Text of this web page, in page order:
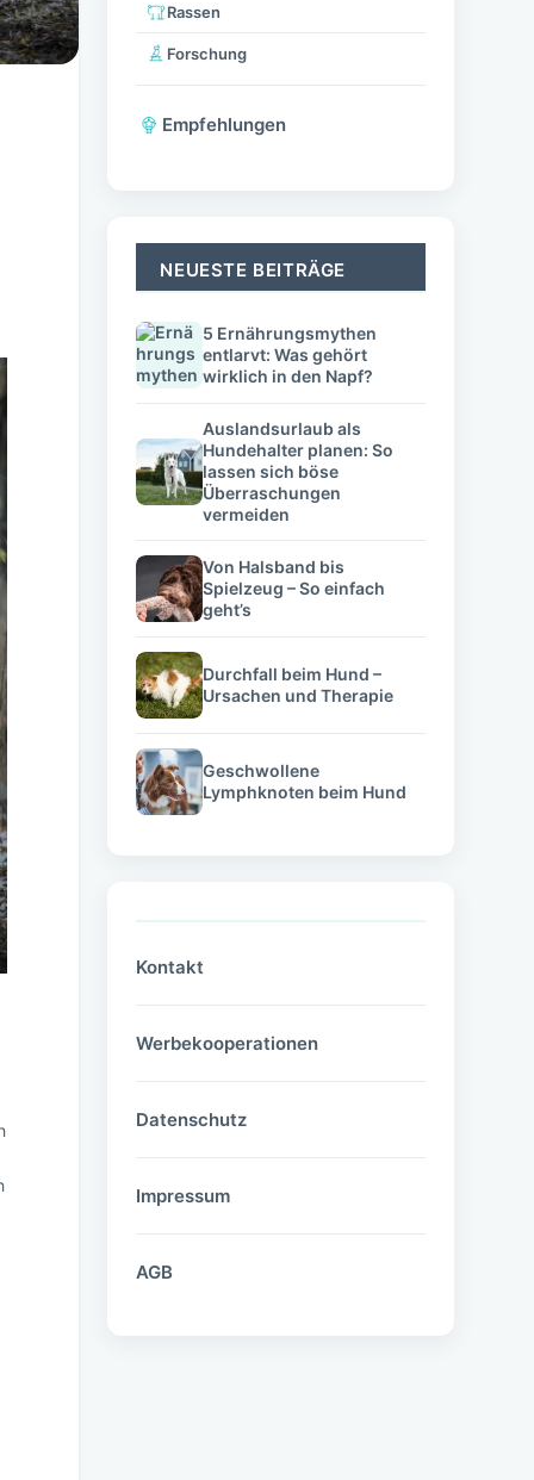
Rassen
Forschung
Empfehlungen
NEUESTE BEITRÄGE
5 Ernährungsmythen
entlarvt: Was gehört
wirklich in den Napf?
Auslandsurlaub als
Hundehalter planen: So
lassen sich böse
Überraschungen
vermeiden
Von Halsband bis
Spielzeug – So einfach
geht’s
Durchfall beim Hund –
Ursachen und Therapie
Geschwollene
Lymphknoten beim Hund
Kontakt
Werbekooperationen
Datenschutz
Impressum
AGB